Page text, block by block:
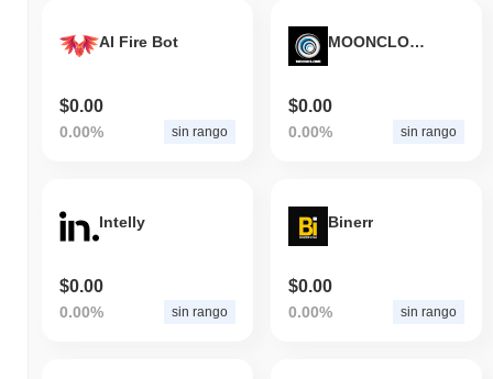
AI Fire Bot
$0.00
0.00% sin rango
MOONCLONE
$0.00
0.00% sin rango
Intelly
$0.00
0.00% sin rango
Binerr
$0.00
0.00% sin rango